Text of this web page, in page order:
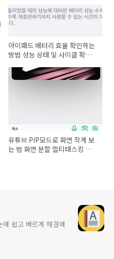
아이패드 배터리 효율 확인하는
방법 성능 상태 및 사이클 확인
유튜브 PIP모드로 화면 작게 보
는 법 화면 분할 멀티태스킹 하
쉽고 빠르게 해결에